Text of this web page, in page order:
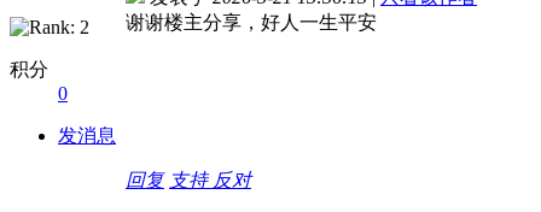
积分
0
发消息
谢谢楼主分享，好人一生平安
回复 支持 反对